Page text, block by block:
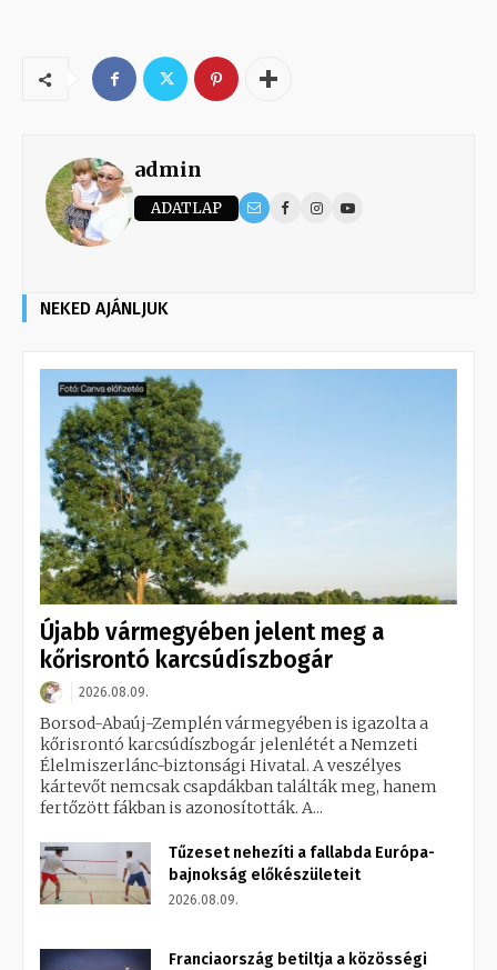
admin
ADATLAP
NEKED AJÁNLJUK
Újabb vármegyében jelent meg a
kőrisrontó karcsúdíszbogár
2026.08.09.
Borsod-Abaúj-Zemplén vármegyében is igazolta a
kőrisrontó karcsúdíszbogár jelenlétét a Nemzeti
Élelmiszerlánc-biztonsági Hivatal. A veszélyes
kártevőt nemcsak csapdákban találták meg, hanem
fertőzött fákban is azonosították. A...
Tűzeset nehezíti a fallabda Európa-
bajnokság előkészületeit
2026.08.09.
Franciaország betiltja a közösségi